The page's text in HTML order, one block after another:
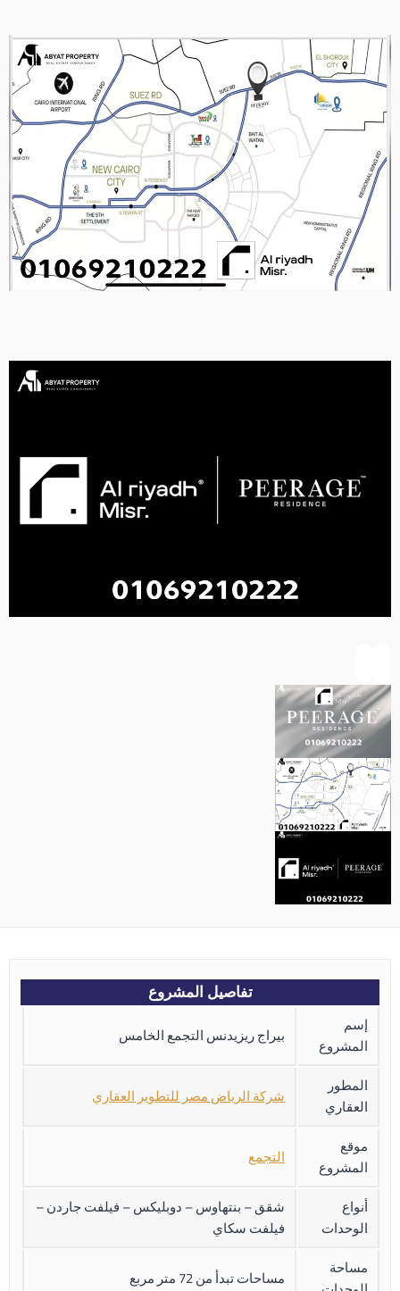
تفاصيل المشروع
إسم
المشروع
بيراج ريزيدنس التجمع الخامس
المطور
العقاري
شركة الرياض مصر للتطوير العقاري
موقع
المشروع
التجمع
أنواع
الوحدات
شقق – بنتهاوس – دوبليكس – فيلفت جاردن –
فيلفت سكاي
مساحة
مساحات تبدأ من 72 متر مربع